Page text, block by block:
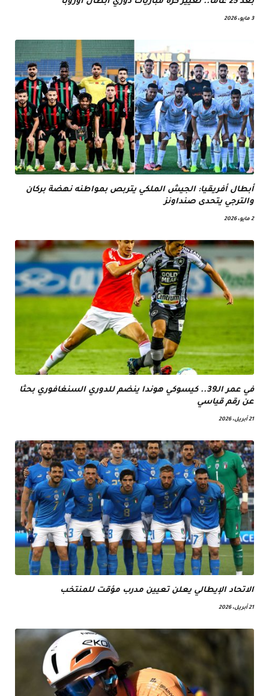
3 مايو، 2026
أبطال أفريقيا: الجيش الملكي يتربص بمواطنه نهضة بركان
والترجي يتحدى صنداونز
2 مايو، 2026
في عمر الـ39.. كيسوكي هوندا ينضم للدوري السنغافوري بحثا
عن رقم قياسي
21 أبريل، 2026
الاتحاد الإيطالي يعلن تعيين مدرب مؤقت للمنتخب
21 أبريل، 2026